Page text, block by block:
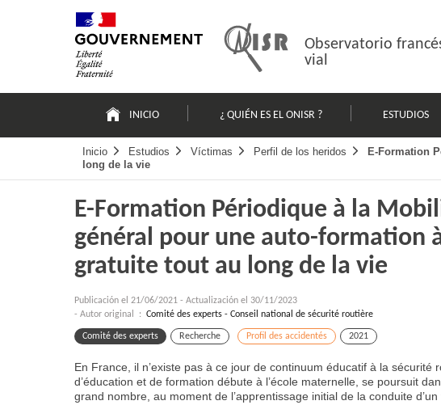
Observatorio
vial
principale
INICIO ¿ QUIÉN ES EL ONISR ? ESTUDIOS
Inicio Estudios Víctimas Perfil de los heridos
E-Formation
long de la vie
E-Formation Périodique à la
général pour une auto-formation
gratuite tout au long de la vie
Publicación el 21/06/2021 - Actualización el 30/11/2023
- Autor original : Comité des experts - Conseil national de sécurité routière
Comité des experts Recherche Profil des accidentés 2021
En France, il n’existe pas à ce jour de continuum éducatif à la
d’éducation et de formation débute à l’école maternelle, se poursuit
grand nombre, au moment de l’apprentissage initial de la conduite d’un